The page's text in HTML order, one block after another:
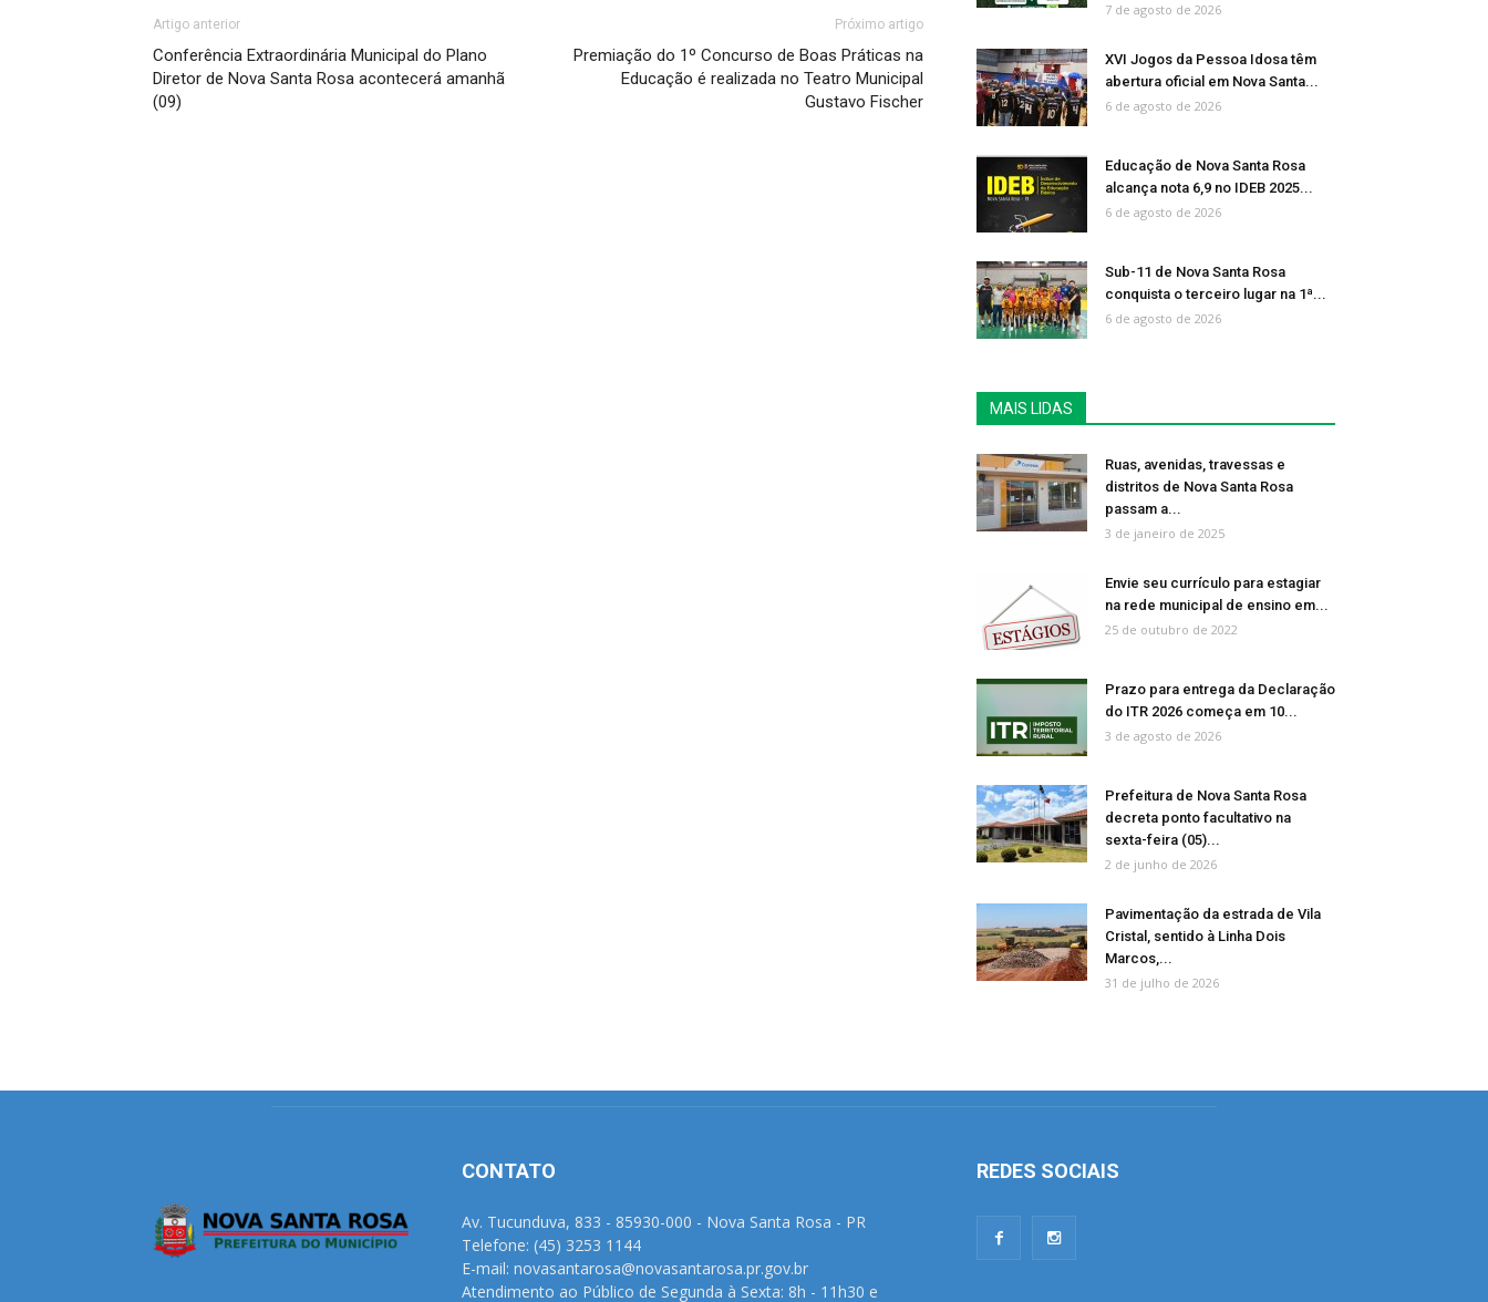
Artigo anterior
Conferência Extraordinária Municipal do Plano
Diretor de Nova Santa Rosa acontecerá amanhã
(09)
Próximo artigo
Premiação do 1º Concurso de Boas Práticas na
Educação é realizada no Teatro Municipal
Gustavo Fischer
7 de agosto de 2026
XVI Jogos da Pessoa Idosa têm
abertura oficial em Nova Santa...
6 de agosto de 2026
Educação de Nova Santa Rosa
alcança nota 6,9 no IDEB 2025...
6 de agosto de 2026
Sub-11 de Nova Santa Rosa
conquista o terceiro lugar na 1ª...
6 de agosto de 2026
MAIS LIDAS
Ruas, avenidas, travessas e
distritos de Nova Santa Rosa
passam a...
3 de janeiro de 2025
Envie seu currículo para estagiar
na rede municipal de ensino em...
25 de outubro de 2022
Prazo para entrega da Declaração
do ITR 2026 começa em 10...
3 de agosto de 2026
Prefeitura de Nova Santa Rosa
decreta ponto facultativo na
sexta-feira (05)...
2 de junho de 2026
Pavimentação da estrada de Vila
Cristal, sentido à Linha Dois
Marcos,...
31 de julho de 2026
CONTATO
Av. Tucunduva, 833 - 85930-000 - Nova Santa Rosa - PR
Telefone: (45) 3253 1144
E-mail: novasantarosa@novasantarosa.pr.gov.br
Atendimento ao Público de Segunda à Sexta: 8h - 11h30 e
REDES SOCIAIS